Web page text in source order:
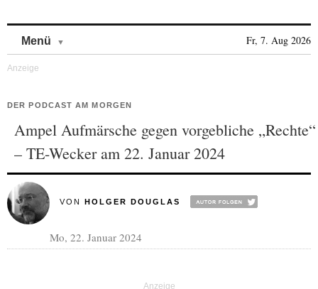
Menü Fr, 7. Aug 2026
DER PODCAST AM MORGEN
Ampel Aufmärsche gegen vorgebliche „Rechte“
– TE-Wecker am 22. Januar 2024
VON HOLGER DOUGLAS
Mo, 22. Januar 2024